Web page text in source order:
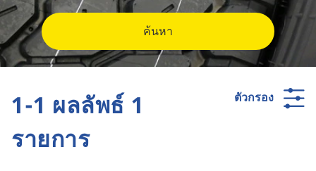
ค้นหา
ตัวกรอง
1-1 ผลลัพธ์ 1
รายการ